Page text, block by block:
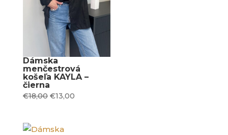
Dámska
menčestrová
košeľa KAYLA –
čierna
€18,00 Original
€18,00.
€13,00Current